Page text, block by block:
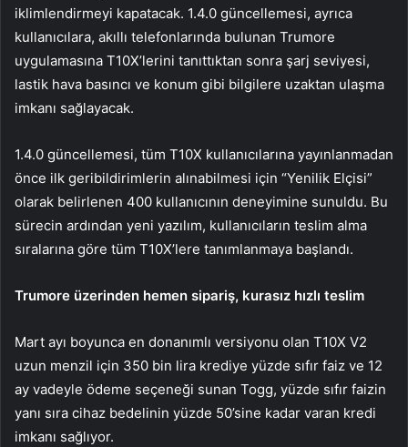
iklimlendirmeyi kapatacak. 1.4.0 güncellemesi, ayrıca
kullanıcılara, akıllı telefonlarında bulunan Trumore
uygulamasına T10X’lerini tanıttıktan sonra şarj seviyesi,
lastik hava basıncı ve konum gibi bilgilere uzaktan ulaşma
imkanı sağlayacak.
1.4.0 güncellemesi, tüm T10X kullanıcılarına yayınlanmadan
önce ilk geribildirimlerin alınabilmesi için “Yenilik Elçisi”
olarak belirlenen 400 kullanıcının deneyimine sunuldu. Bu
sürecin ardından yeni yazılım, kullanıcıların teslim alma
sıralarına göre tüm T10X’lere tanımlanmaya başlandı.
Trumore üzerinden hemen sipariş, kurasız hızlı teslim
Mart ayı boyunca en donanımlı versiyonu olan T10X V2
uzun menzil için 350 bin lira krediye yüzde sıfır faiz ve 12
ay vadeyle ödeme seçeneği sunan Togg, yüzde sıfır faizin
yanı sıra cihaz bedelinin yüzde 50’sine kadar varan kredi
imkanı sağlıyor.